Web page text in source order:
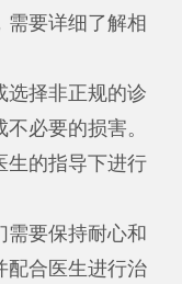
需要详细了解相
选择非正规的诊
必要的损害。
生的指导下进行
需要保持耐心和
配合医生进行治